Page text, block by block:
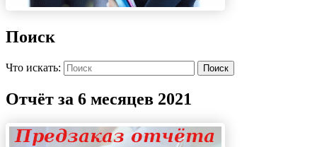
Поиск
Что искать: Поиск
Отчёт за 6 месяцев 2021